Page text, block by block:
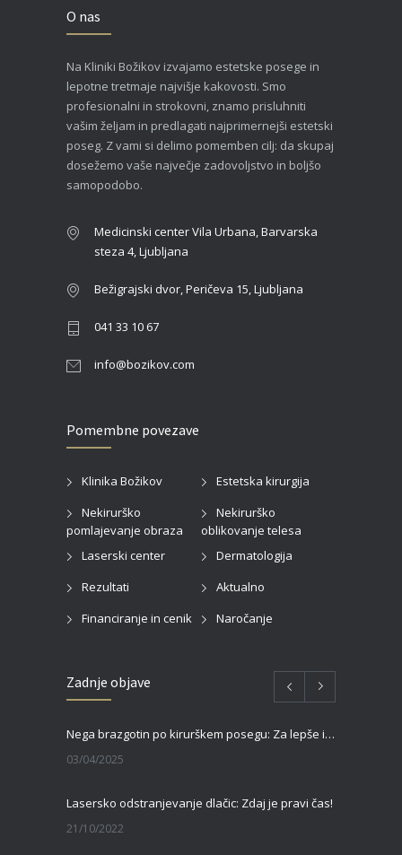
O nas
Na Kliniki Božikov izvajamo estetske posege in
lepotne tretmaje najvišje kakovosti. Smo
profesionalni in strokovni, znamo prisluhniti
vašim željam in predlagati najprimernejši estetski
poseg. Z vami si delimo pomemben cilj: da skupaj
dosežemo vaše največje zadovoljstvo in boljšo
samopodobo.
Medicinski center Vila Urbana, Barvarska
steza 4, Ljubljana
Bežigrajski dvor, Peričeva 15, Ljubljana
041 33 10 67
info@bozikov.com
Pomembne povezave
Klinika Božikov
Estetska kirurgija
Nekirurško
pomlajevanje obraza
Nekirurško
oblikovanje telesa
Laserski center
Dermatologija
Rezultati
Aktualno
Financiranje in cenik
Naročanje
Zadnje objave
Nega brazgotin po kirurškem posegu: Za lepše in hitrejše celjenje
03/04/2025
Lasersko odstranjevanje dlačic: Zdaj je pravi čas!
21/10/2022